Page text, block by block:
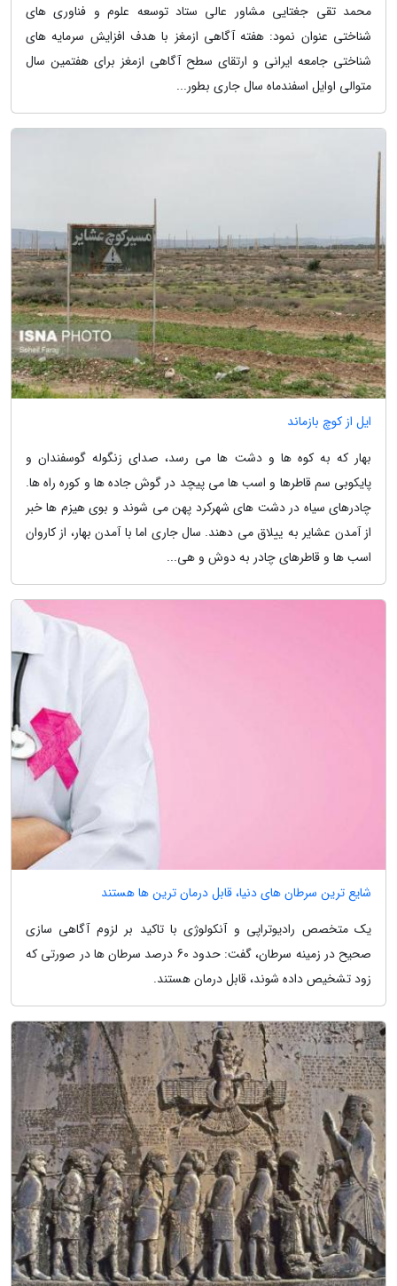
محمد تقی جغتایی مشاور عالی ستاد توسعه علوم و فناوری های
شناختی عنوان نمود: هفته آگاهی ازمغز با هدف افزایش سرمایه های
شناختی جامعه ایرانی و ارتقای سطح آگاهی ازمغز برای هفتمین سال
متوالی اوایل اسفندماه سال جاری بطور...
ایل از کوچ بازماند
بهار که به کوه ها و دشت ها می رسد، صدای زنگوله گوسفندان و
پایکوبی سم قاطرها و اسب ها می پیچد در گوش جاده ها و کوره راه ها.
چادرهای سیاه در دشت های شهرکرد پهن می شوند و بوی هیزم ها خبر
از آمدن عشایر به ییلاق می دهند. سال جاری اما با آمدن بهار، از کاروان
اسب ها و قاطرهای چادر به دوش و هی...
شایع ترین سرطان های دنیا، قابل درمان ترین ها هستند
یک متخصص رادیوتراپی و آنکولوژی با تاکید بر لزوم آگاهی سازی
صحیح در زمینه سرطان، گفت: حدود 60 درصد سرطان ها در صورتی که
زود تشخیص داده شوند، قابل درمان هستند.